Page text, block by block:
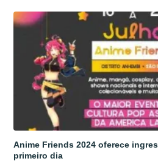
Anime Friends 2024 oferece
primeiro dia